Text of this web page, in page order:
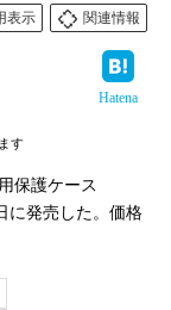
表示
関連情報
Hatena
す
保護ケース
に発売した。価格